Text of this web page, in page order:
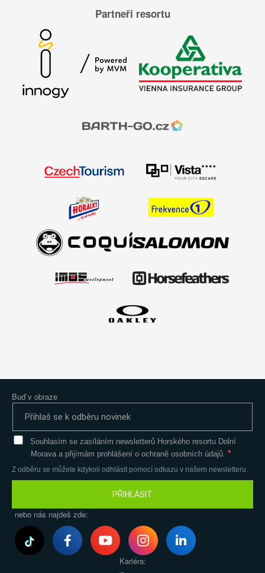
Partneři resortu
Buď v obraze
PŘIHLÁSIT
Souhlasím se zasíláním newsletterů Horského resortu Dolní
Morava a přijímám prohlášení o ochraně osobních údajů.
Z odběru se můžete kdykoli odhlásit pomocí odkazu v našem newsletteru.
nebo nás najdeš zde:
Kariéra: